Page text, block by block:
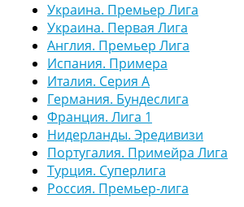
Украина. Премьер Лига
Украина. Первая Лига
Англия. Премьер Лига
Испания. Примера
Италия. Серия А
Германия. Бундеслига
Франция. Лига 1
Нидерланды. Эредивизи
Португалия. Примейра Лига
Турция. Суперлига
Россия. Премьер-лига